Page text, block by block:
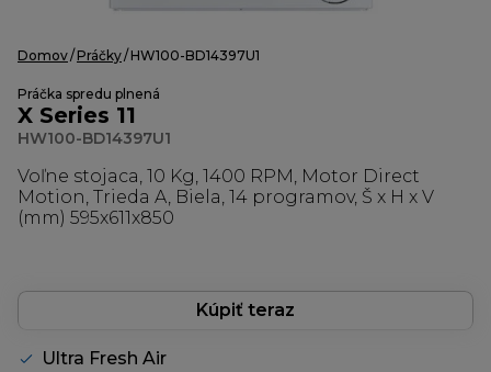
Domov Práčky HW100-BD14397U1
Práčka spredu plnená
X Series 11
HW100-BD14397U1
Voľne stojaca, 10 Kg, 1400 RPM, Motor Direct
Motion, Trieda A, Biela, 14 programov, Š x H x V
(mm) 595x611x850
Kúpiť teraz
Ultra Fresh Air